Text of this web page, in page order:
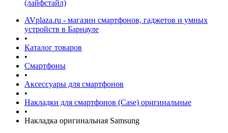
(лайфстайл)
AVplaza.ru - магазин смартфонов, гаджетов и умных
устройств в Барнауле
•
Каталог товаров
•
Смартфоны
•
Аксессуары для смартфонов
•
Накладки для смартфонов (Case) оригинальные
•
Накладка оригинальная Samsung